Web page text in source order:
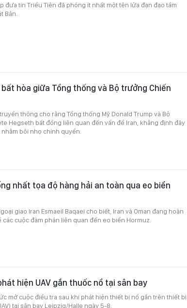
đưa tin Triều Tiên đã phóng ít nhất một tên lửa đạn đạo tầm
Bản.
hòa giữa Tổng thống và Bộ trưởng Chiến
thông cho rằng Tổng thống Mỹ Donald Trump và Bộ
Hegseth bất đồng liên quan đến vấn đề Iran, khẳng định đây
bôi nhọ chính quyền.
nhất tọa độ hàng hải an toàn qua eo biển
giao Iran Esmaeil Baqaei cho biết, Iran và Oman đang hoàn
cuộc đàm phán liên quan đến eo biển Hormuz.
hiện UAV gắn thuốc nổ tại sân bay
mở cuộc điều tra sau khi phát hiện thiết bị nổ gắn trên thiết bị
tại sân bay Leipzig/Halle ngày 5-8.